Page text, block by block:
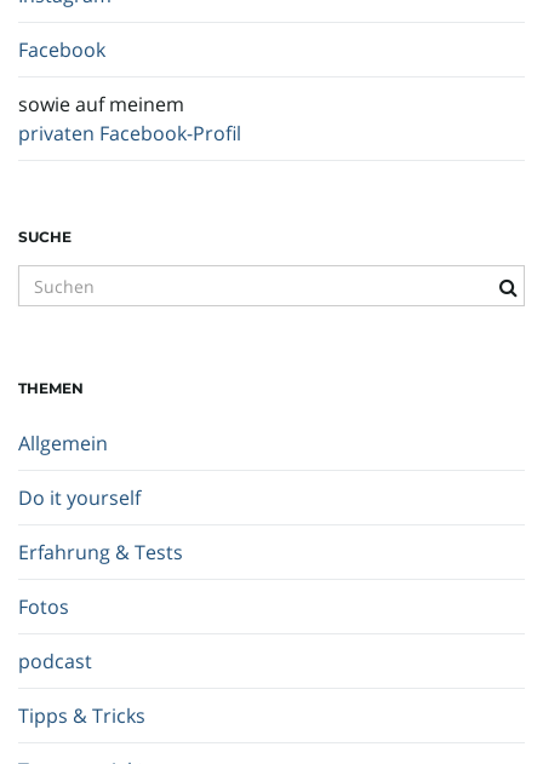
Facebook
sowie auf meinem
privaten Facebook-Profil
SUCHE
u
b
g
i
f
.
.
.
THEMEN
Allgemein
Do it yourself
Erfahrung & Tests
Fotos
podcast
Tipps & Tricks